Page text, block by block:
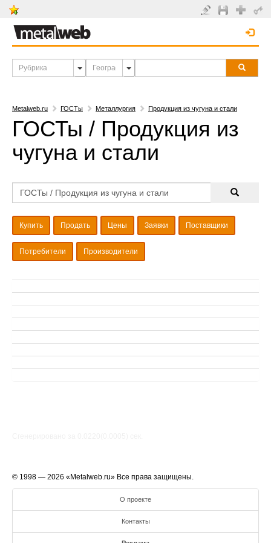
Metalweb.ru ГОСТы Металлургия Продукция из чугуна и стали
ГОСТы / Продукция из
чугуна и стали
Купить Продать Цены Заявки Поставщики
Потребители Производители
© 1998 — 2026 «Metalweb.ru» Все права защищены.
О проекте
Контакты